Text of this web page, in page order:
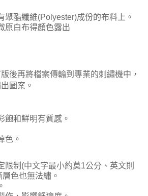
聚酯纖維(Polyester)成份的布料上。
原白布得顏色露出
後再將檔案傳輸到專業的刺繡機中，
圖案。
飽和鮮明有質感。
色。
限制(中文字最小約莫1公分、英文則
色也無法繡。